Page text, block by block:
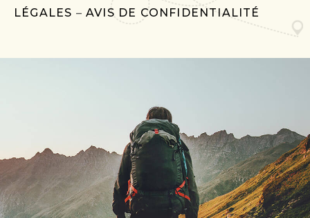
LÉGALES –AVIS DE CONFIDENTIALITÉ